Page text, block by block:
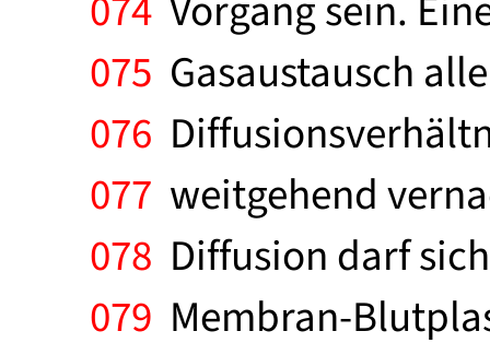
075 Gasaustausch
076
077 weitgehend
078 Diffusion darf
079 Membran-